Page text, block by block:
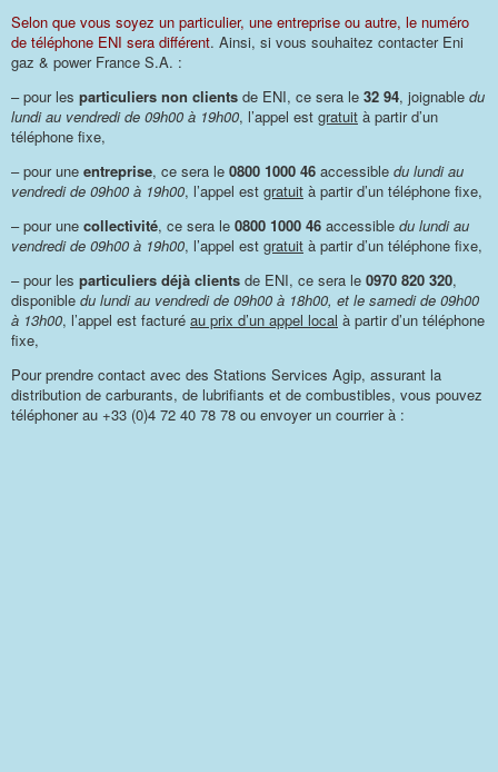
Selon que vous soyez un particulier, une entreprise ou autre, le numéro
de téléphone ENI sera différent. Ainsi, si vous souhaitez contacter Eni
gaz & power France S.A. :
– pour les particuliers non clients de ENI, ce sera le 32 94, joignable du
lundi au vendredi de 09h00 à 19h00, l’appel est gratuit à partir d’un
téléphone fixe,
– pour une entreprise, ce sera le 0800 1000 46 accessible du lundi au
vendredi de 09h00 à 19h00, l’appel est gratuit à partir d’un téléphone fixe,
– pour une collectivité, ce sera le 0800 1000 46 accessible du lundi au
vendredi de 09h00 à 19h00, l’appel est gratuit à partir d’un téléphone fixe,
– pour les particuliers déjà clients de ENI, ce sera le 0970 820 320,
disponible du lundi au vendredi de 09h00 à 18h00, et le samedi de 09h00
à 13h00, l’appel est facturé au prix d’un appel local à partir d’un téléphone
fixe,
Pour prendre contact avec des Stations Services Agip, assurant la
distribution de carburants, de lubrifiants et de combustibles, vous pouvez
téléphoner au +33 (0)4 72 40 78 78 ou envoyer un courrier à :